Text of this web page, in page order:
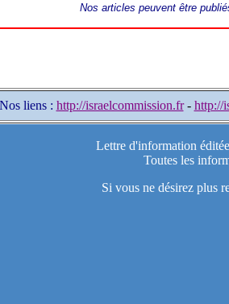
Nos articles peuvent être
Nos liens : http://israelcommission.fr- http://
Lettre d'information
Toutes les
Si vous ne désirez plus